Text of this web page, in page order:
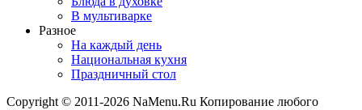
В мультиварке
Разное
На каждый день
Национальная кухня
Праздничный стол
Copyright © 2011-2026 NaMenu.Ru Копирование любого